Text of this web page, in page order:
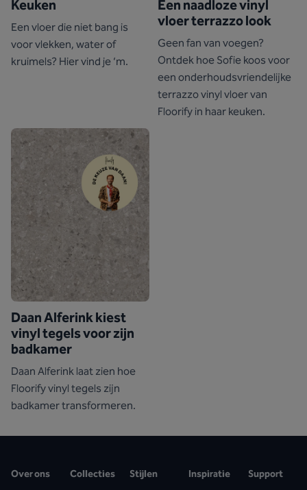
Keuken
Een vloer die niet bang is
voor vlekken, water of
kruimels? Hier vind je ‘m.
Een naadloze vinyl
vloer terrazzo look
Geen fan van voegen?
Ontdek hoe Sofie koos voor
een onderhoudsvriendelijke
terrazzo vinyl vloer van
Floorify in haar keuken.
Daan Alferink kiest
vinyl tegels voor zijn
badkamer
Daan Alferink laat zien hoe
Floorify vinyl tegels zijn
badkamer transformeren.
Over ons Collecties Stijlen Inspiratie Support